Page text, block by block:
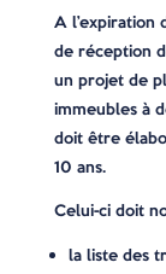
A l’expiration
de réception
un projet de
immeubles à
doit être
10 ans.
Celui-ci doit
la liste des